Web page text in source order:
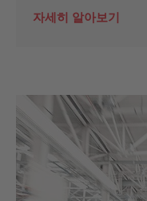
자세히 알아보기